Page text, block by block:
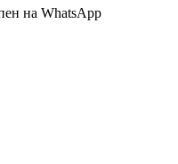
на WhatsApp